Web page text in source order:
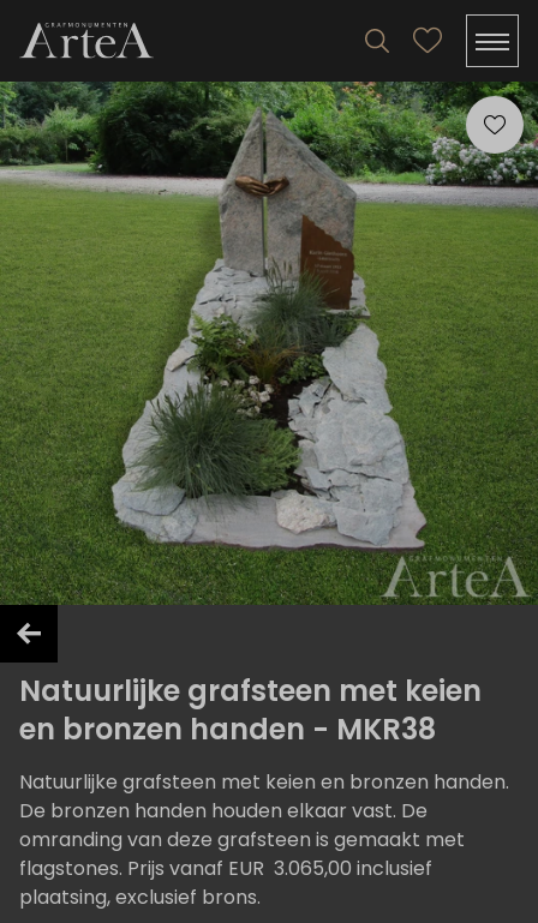
Natuurlijke grafsteen met keien
en bronzen handen - MKR38
Natuurlijke grafsteen met keien en bronzen handen.
De bronzen handen houden elkaar vast. De
omranding van deze grafsteen is gemaakt met
flagstones. Prijs vanaf EUR 3.065,00 inclusief
plaatsing, exclusief brons.